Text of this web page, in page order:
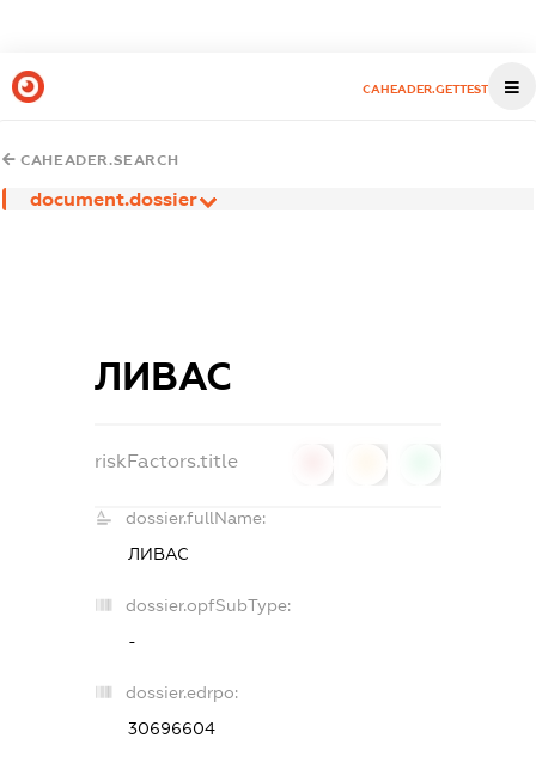
CAHEADER.GETTEST
CAHEADER.SEARCH
document.dossier
ЛИВАС
riskFactors.title
dossier.fullName:
ЛИВАС
dossier.opfSubType:
-
dossier.edrpo:
30696604